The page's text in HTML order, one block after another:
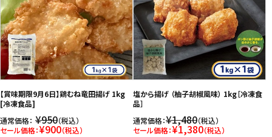
【賞味期限9月6日】鶏むね竜田揚げ 1kg
[冷凍食品]
通常価格： ¥950（税込）
セール価格：¥900（税込）
塩から揚げ （柚子胡椒風味） 1kg［冷凍食
品］
通常価格：¥1,480（税込）
セール価格：¥1,380（税込）